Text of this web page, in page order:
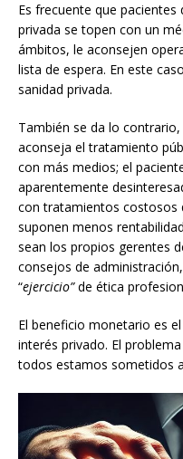
Es frecuente que pacientes
privada se topen con un
ámbitos, le aconsejen
lista de espera. En este
sanidad privada.
También se da lo
aconseja el tratamiento
con más medios; el
aparentemente
con tratamientos costosos
suponen menos
sean los propios gerentes
consejos de
“ejercicio”de ética
El beneficio monetario es
interés privado. El
todos estamos sometidos